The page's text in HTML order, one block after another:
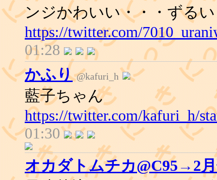
ンジかわいい・・・ずる
https://twitter.com/
01:28
かふり @kafuri_h
藍子ちゃん
https://twitter.com/kafuri_h/
01:30
オカダトムチカ@C95→2